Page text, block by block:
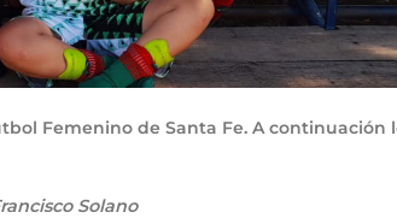
Femenino de Santa Fe. A continuación
Solano